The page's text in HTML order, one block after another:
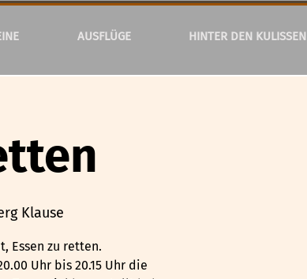
AUSFLÜGE HINTER DEN KULISSEN
Klause
Essen zu retten.
Uhr bis 20.15 Uhr die